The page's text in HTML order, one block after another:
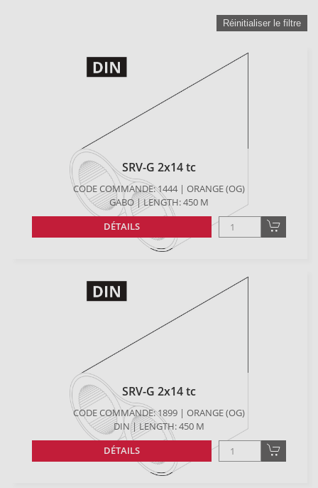
Réinitialiser le filtre
SRV-G 2x14 tc
CODE COMMANDE: 1444 | ORANGE (OG)
GABO | LENGTH: 450 M
DÉTAILS
SRV-G 2x14 tc
CODE COMMANDE: 1899 | ORANGE (OG)
DIN | LENGTH: 450 M
DÉTAILS